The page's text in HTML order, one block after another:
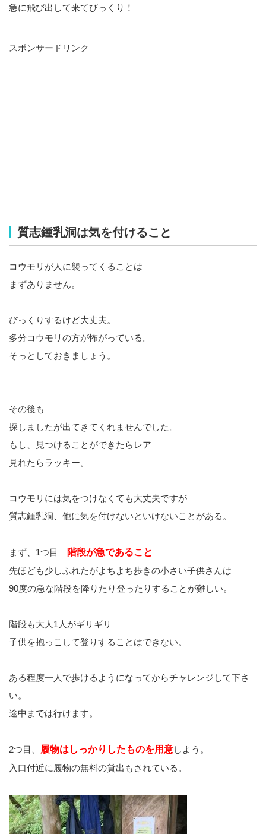
急に飛び出して来てびっくり！
スポンサードリンク
質志鍾乳洞は気を付けること
コウモリが人に襲ってくることは
まずありません。
びっくりするけど大丈夫。
多分コウモリの方が怖がっている。
そっとしておきましょう。
その後も
探しましたが出てきてくれませんでした。
もし、見つけることができたらレア
見れたらラッキー。
コウモリには気をつけなくても大丈夫ですが
質志鍾乳洞、他に気を付けないといけないことがある。
まず、1つ目
階段が急であること
先ほども少しふれたがよちよち歩きの小さい子供さんは
90度の急な階段を降りたり登ったりすることが難しい。
階段も大人1人がギリギリ
子供を抱っこして登りすることはできない。
ある程度一人で歩けるようになってからチャレンジして下さ
い。
途中までは行けます。
2つ目、 履物はしっかりしたものを用意しよう。
入口付近に履物の無料の貸出もされている。